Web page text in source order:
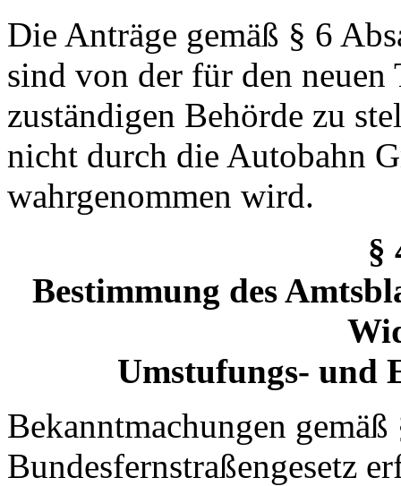
Die Anträge gemäß § 6
sind von der für den neuen
zuständigen Behörde zu
nicht durch die Autobahn
wahrgenommen wird.
§
Bestimmung des
Umstufungs- und
Bekanntmachungen
Bundesfernstraßengesetz